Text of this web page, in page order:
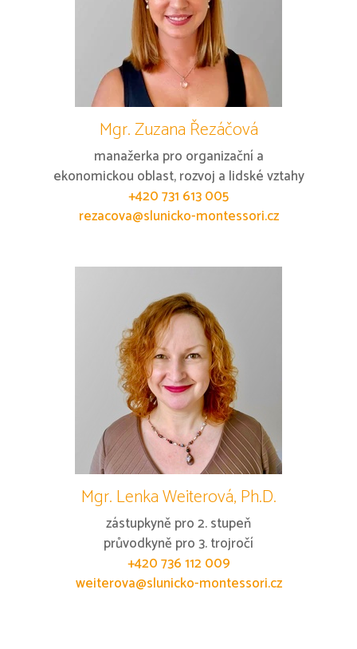
Mgr. Zuzana Řezáčová
manažerka pro organizační a
ekonomickou oblast, rozvoj a lidské vztahy
+420 731 613 005
rezacova@slunicko-montessori.cz
Mgr. Lenka Weiterová, Ph.D.
zástupkyně pro 2. stupeň
průvodkyně pro 3. trojročí
+420 736 112 009
weiterova@slunicko-montessori.cz